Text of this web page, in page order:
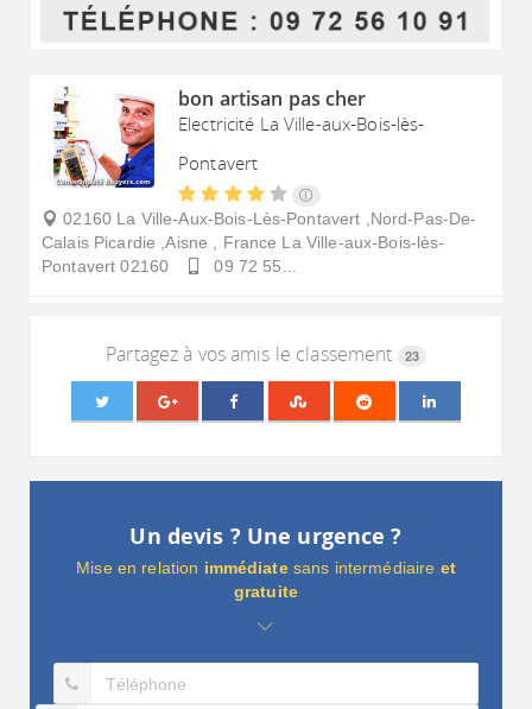
bon artisan pas cher
Electricité La Ville-aux-Bois-lès-
Pontavert
02160 La Ville-Aux-Bois-Lès-Pontavert ,Nord-Pas-De-
Calais Picardie ,Aisne , France La Ville-aux-Bois-lès-
Pontavert 02160 09 72 55...
Partagez à vos amis le classement 23
Un devis ? Une urgence ?
Mise en relation immédiatesans intermédiaire et
gratuite